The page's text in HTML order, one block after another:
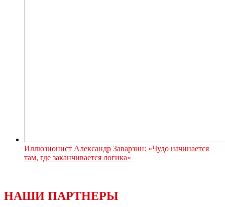
Иллюзионист Александр Заварзин: «Чудо начинается
там, где заканчивается логика»
НАШИ ПАРТНЕРЫ